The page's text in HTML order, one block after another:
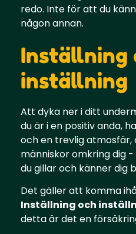
redo. Inte för att du
någon annan.
Inställning
inställning
Att dyka ner i ditt
du är i en positiv anda,
och en trevlig atmosfär,
människor omkring dig
du gillar och känner dig
Det gäller att komma
Inställning och
detta är det en